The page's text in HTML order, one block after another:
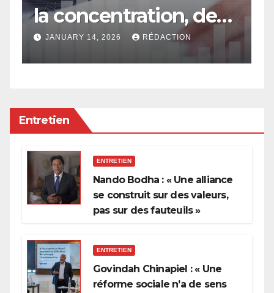
la concentration, de
l’oligarchie et des
privilèges hérités
JANUARY 14, 2026 RÉDACTION
Entretien
ENTRETIEN
Nando Bodha : « Une alliance
se construit sur des valeurs,
pas sur des fauteuils »
ENTRETIEN
Govindah Chinapiel : « Une
réforme sociale n’a de sens